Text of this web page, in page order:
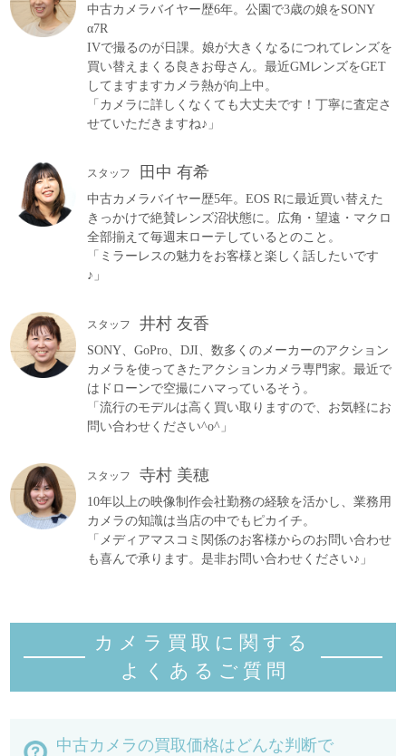
中古カメラバイヤー歴6年。公園で3歳の娘をSONY
α7R
IVで撮るのが日課。娘が大きくなるにつれてレンズを
買い替えまくる良きお母さん。最近GMレンズをGET
してますますカメラ熱が向上中。
「カメラに詳しくなくても大丈夫です！丁寧に査定さ
せていただきますね♪」
スタッフ 田中 有希
中古カメラバイヤー歴5年。EOS Rに最近買い替えた
きっかけで絶賛レンズ沼状態に。広角・望遠・マクロ
全部揃えて毎週末ローテしているとのこと。
「ミラーレスの魅力をお客様と楽しく話したいです
♪」
スタッフ 井村 友香
SONY、GoPro、DJI、数多くのメーカーのアクション
カメラを使ってきたアクションカメラ専門家。最近で
はドローンで空撮にハマっているそう。
「流行のモデルは高く買い取りますので、お気軽にお
問い合わせください^o^」
スタッフ 寺村 美穂
10年以上の映像制作会社勤務の経験を活かし、業務用
カメラの知識は当店の中でもピカイチ。
「メディアマスコミ関係のお客様からのお問い合わせ
も喜んで承ります。是非お問い合わせください♪」
カメラ買取に関する
よくあるご質 問
中古カメラの買取価格はどんな判断で